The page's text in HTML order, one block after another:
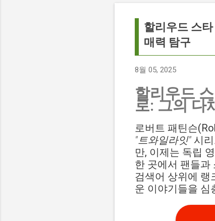
boss says his side
팀 고유의 색깔을 유지
할리우드 스
매력 탐구
8월 05, 2025
할리우드
로: 그의 다
로버트 패틴슨
"트와일라잇" 시
만, 이제는 독립
한 곳에서 팬들과
검색어 상위에 랭
운 이야기들을 심